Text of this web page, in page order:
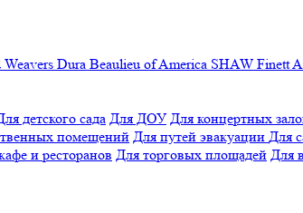
Dura Beaulieu of America SHAW Finett
детского сада Для ДОУ Для концертных
помещений Для путей эвакуации Для
и ресторанов Для торговых площадей Для